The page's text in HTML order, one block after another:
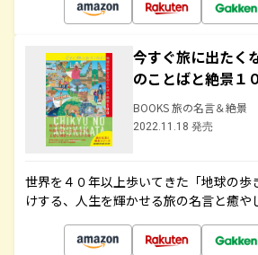
今すぐ旅に出たく
のことばと絶景１
BOOKS 旅の名言＆絶景
2022.11.18 発売
世界を４０年以上歩いてきた「地球の歩
けする、人生を輝かせる旅の名言と癒や